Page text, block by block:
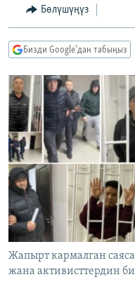
БҮГҮН АЗАТТЫКТА
БИЗ ЖАНА ДҮЙНӨ
ДАНИСТЕ
ЭЖЕ-СИҢДИЛЕР
АЗАТТЫК+
ЫҢГАЙСЫЗ СУРООЛОР
ПОДКАСТ
ӨЗГӨЧӨ ПИКИР
ОНЛАЙН ШЕРИНЕ
ЭЕ/АРнун бардык
Бөлүшүңүз
Бизди Google'дан табыңыз
Жапырт кармалган
жана активисттердин